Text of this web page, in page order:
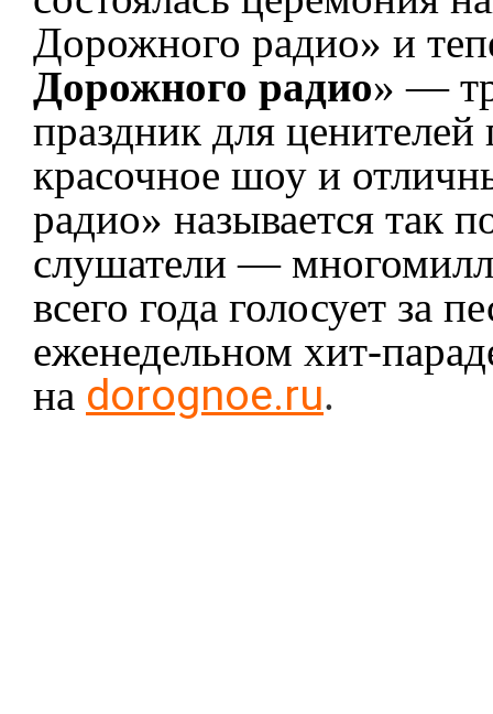
Дорожного радио» и
Дорожного радио» —
праздник для
красочное шоу и
радио» называется так
слушатели —
всего года голосует за
еженедельном хит-
на dorognoe.ru.